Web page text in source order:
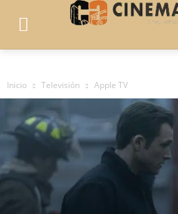
Inicio Televisión Apple TV